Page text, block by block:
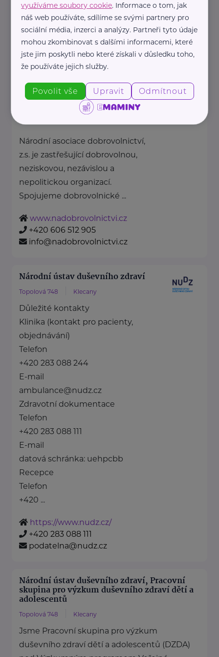
zdraví dětí ...
https://spolusodvahou.org/cz/
+420 725 565 273
info@spolusodvahou.cz
Národní asociace dobrovolnictví
z.s.
Plzeň
Národní asociace dobrovolnictví,
z.s. je zastřešující dobrovolnou,
neziskovou, nezávislou a
nepolitickou organizací.
Spojujeme dobrovolnické ...
www.nadobrovolnictvi.cz
+420 606 512 905
info@nadobrovolnictvi.cz
Národní ústav duševního zdraví
Topolová 748 Klecany
Důležité kontakty
Klinika (kontakt pro pacienty,
objednávání)
Telefon
+420 283 088 244
E-mail
ambulance@nudz.cz
Zdravotní dokumentace
Telefon
+420 283 088 111
E-mail
datová schránka: uehpcbb
Recepce
Telefon
+420 ...
https://www.nudz.cz/
+420 283 088 111
podatelna@nudz.cz
Národní ústav duševního zdraví, Pracovní
skupina pro výzkum duševního zdraví dětí a
adolescentů
Topolová 748 Klecany
Jsme Pracovní skupina pro výzkum
duševního zdraví dětí a adolescentů (DZDA)
využíváme soubory cookie. Informace o tom, jak
náš web používáte, sdílíme se svými partnery pro
sociální média, inzerci a analýzy. Partneři tyto údaje
mohou zkombinovat s dalšími informacemi, které
jste jim poskytli nebo které získali v důsledku toho,
že používáte jejich služby.
Povolit vše Upravit Odmítnout